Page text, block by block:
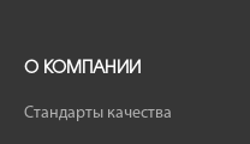
О КОМПАНИИ
Стандарты качества